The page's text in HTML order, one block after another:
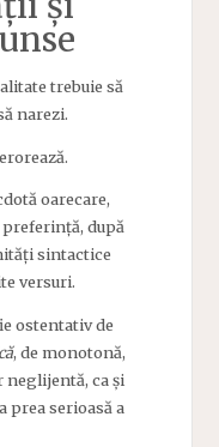
trebuie să
narezi.
oarecare,
după
sintactice
versuri.
ostentativ de
, de monotonă,
neglijentă, ca și
prea serioasă a